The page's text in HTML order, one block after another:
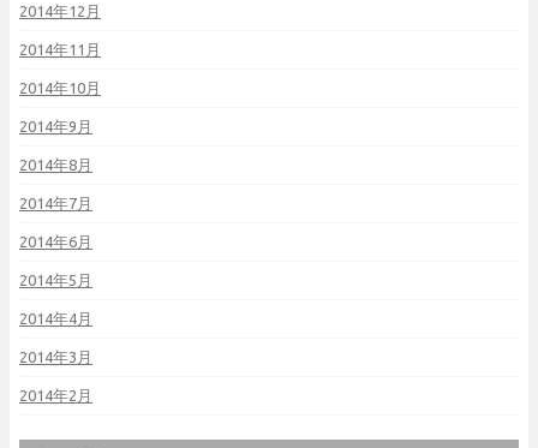
2014年12月
2014年11月
2014年10月
2014年9月
2014年8月
2014年7月
2014年6月
2014年5月
2014年4月
2014年3月
2014年2月